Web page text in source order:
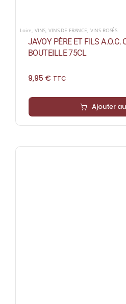
Loire, VINS,VINS DE FRANCE, VINS ROSÉS
JAVOY PÈRE ET FILS A.O.C.
BOUTEILLE 75CL
9,95 € TTC
Ajouter